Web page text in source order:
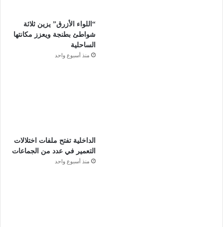
“اللواء الأزرق” يزين ثلاثة
شواطئ بطنجة ويعزز مكانتها
الساحلية
منذ أسبوع واحد
الداخلية تفتح ملفات اختلالات
التعمير في عدد من الجماعات
منذ أسبوع واحد